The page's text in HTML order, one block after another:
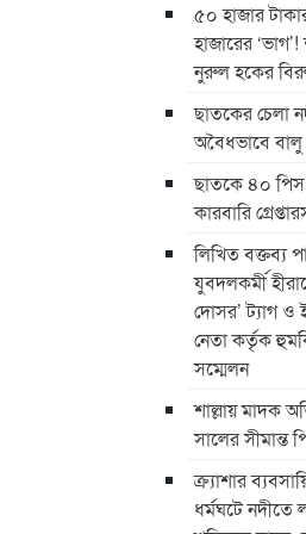
৫০ হাজার
হাজারের
নুরুল হকের
ছাতকের চেলা
অবৈধভাবে
ছাতকে ৪০ পিস
কারবারি
লিখিত বক্তব্য
যুবদলকর্মী
দোসর’ ট্যাগ ও
নেতা কর্তৃক
সম্মেলন
শাল্লায় মাদক
সালের সীমান্ত
ক্র্যাশার
ধর্মঘটে